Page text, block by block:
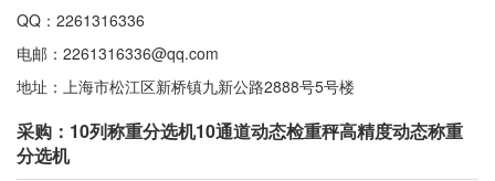
QQ：2261316336
电邮：2261316336@qq.com
地址：上海市松江区新桥镇九新公路2888号5号楼
采购：10列称重分选机10通道动态检重秤高精度动态称重
分选机